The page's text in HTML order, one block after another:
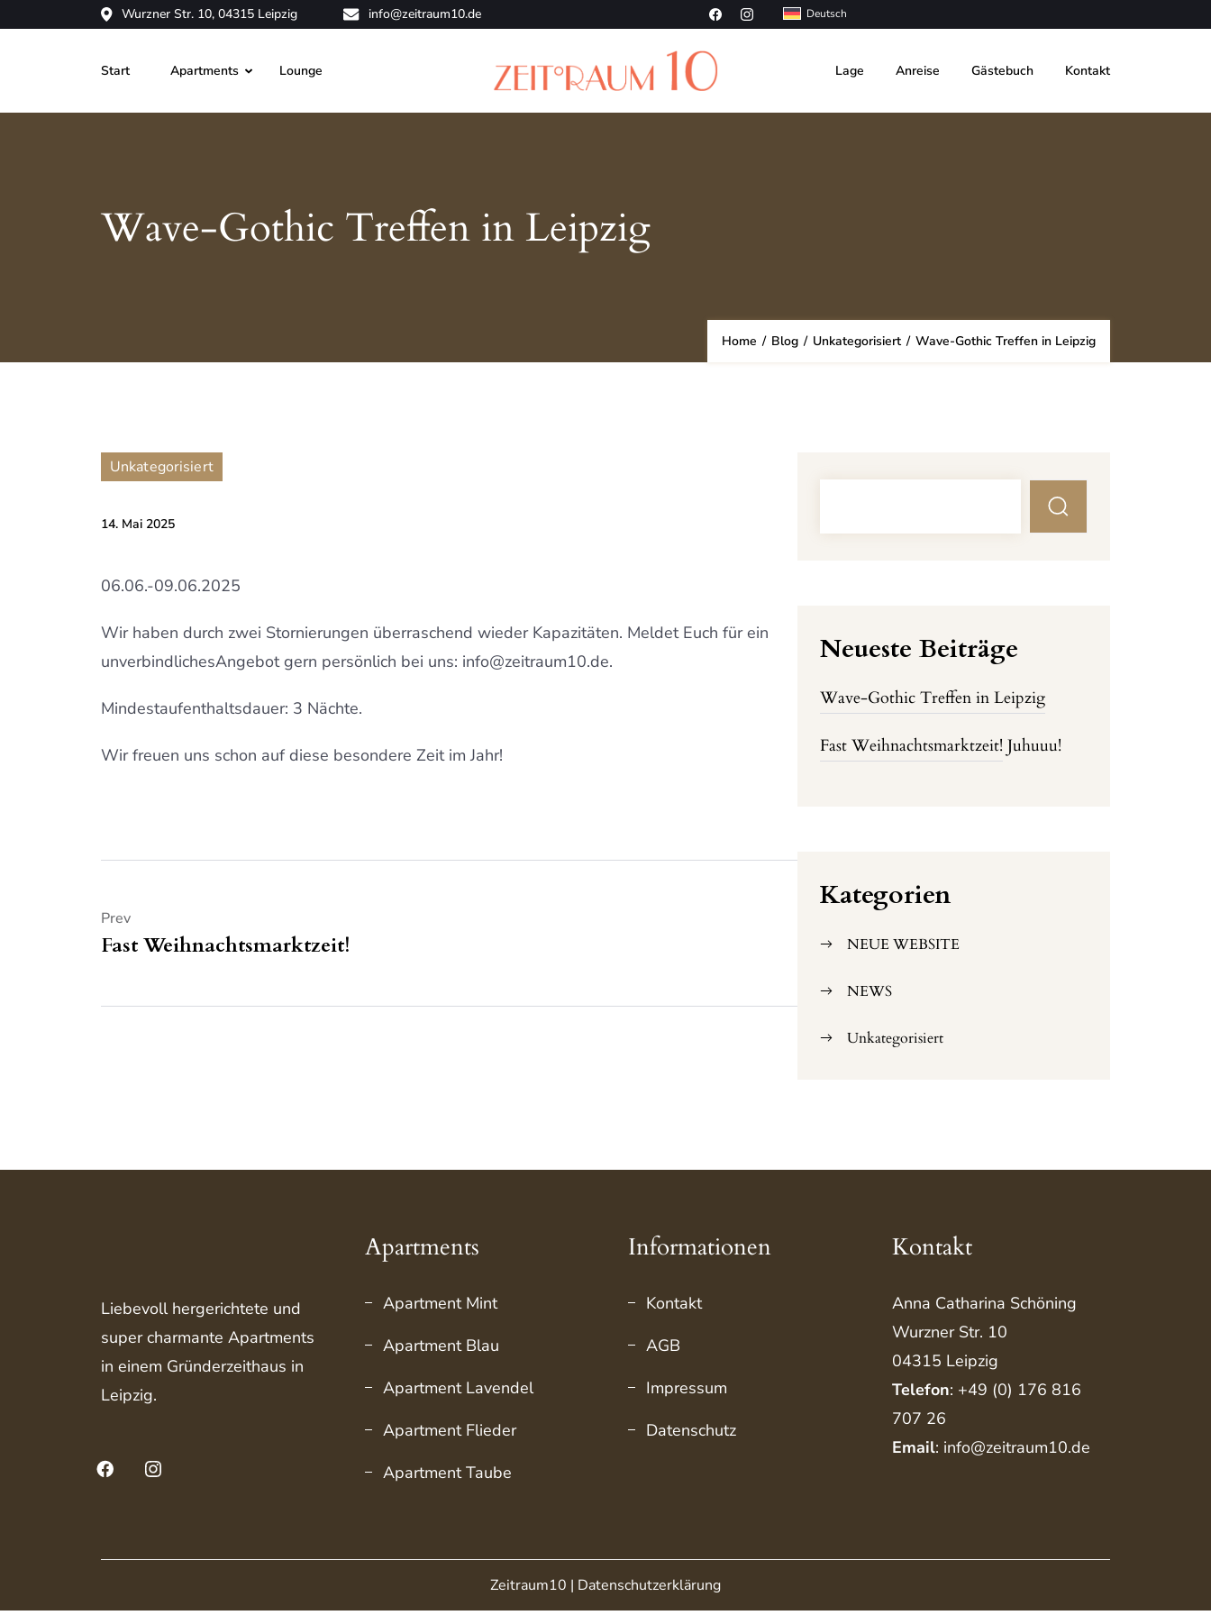
Wurzner Str. 10, 04315 Leipzig info@zeitraum10.de Deutsch
Start Apartments Lounge
ZeitRaum10
Lage Anreise Gästebuch Kontakt
Wave-Gothic Treffen in Leipzig
Home / Blog / Unkategorisiert / Wave-Gothic Treffen in Leipzig
Unkategorisiert
14. Mai 2025
06.06.-09.06.2025
Wir haben durch zwei Stornierungen überraschend wieder Kapazitäten. Meldet Euch für ein
unverbindlichesAngebot gern persönlich bei uns: info@zeitraum10.de.
Mindestaufenthaltsdauer: 3 Nächte.
Wir freuen uns schon auf diese besondere Zeit im Jahr!
Fast Weihnachtsmarktzeit!
Prev
Neueste Beiträge
Wave-Gothic Treffen in Leipzig
Fast Weihnachtsmarktzeit! Juhuuu!
Kategorien
NEUE WEBSITE
NEWS
Unkategorisiert
Liebevoll hergerichtete und
super charmante Apartments
in einem Gründerzeithaus in
Leipzig.
Facebook
Instagram
Apartments
Apartment Mint
Apartment Blau
Apartment Lavendel
Apartment Flieder
Apartment Taube
Informationen
Kontakt
AGB
Impressum
Datenschutz
Kontakt
Anna Catharina Schöning
Wurzner Str. 10
04315 Leipzig
Telefon: +49 (0) 176 816
707 26
Email: info@zeitraum10.de
Zeitraum10 | Datenschutzerklärung